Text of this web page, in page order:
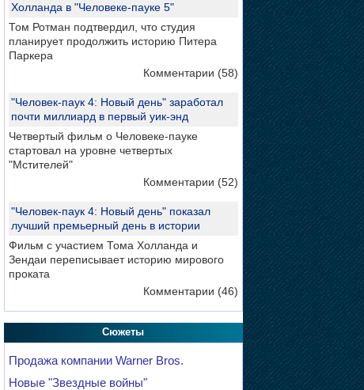
Холланда в "Человеке-пауке 5"
Том Ротман подтвердил, что студия
планирует продолжить историю Питера
Паркера
Комментарии (58)
"Человек-паук 4: Новый день" заработал
почти миллиард в первый уик-энд
Четвертый фильм о Человеке-пауке
стартовал на уровне четвертых
"Мстителей"
Комментарии (52)
"Человек-паук 4: Новый день" показал
лучший премьерный день в истории
Фильм с участием Тома Холланда и
Зендаи переписывает историю мирового
проката
Комментарии (46)
Сюжеты
Продажа компании Warner Bros.
Новые "Звездные войны"